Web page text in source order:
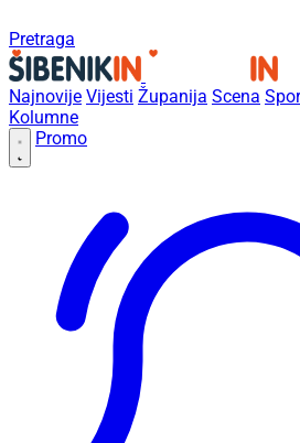
Pretraga
Najnovije Vijesti Županija Scena
Kolumne
Promo